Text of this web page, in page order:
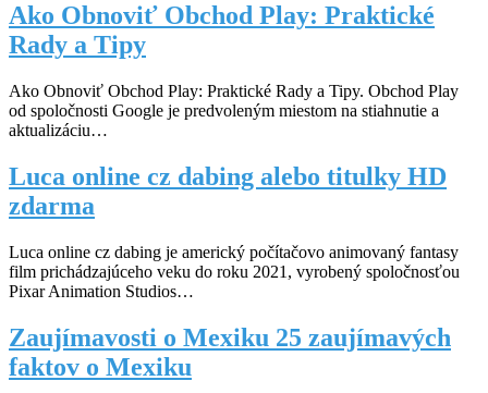
Ako Obnoviť Obchod Play: Praktické
Rady a Tipy
Ako Obnoviť Obchod Play: Praktické Rady a Tipy. Obchod Play
od spoločnosti Google je predvoleným miestom na stiahnutie a
aktualizáciu…
Luca online cz dabing alebo titulky HD
zdarma
Luca online cz dabing je americký počítačovo animovaný fantasy
film prichádzajúceho veku do roku 2021, vyrobený spoločnosťou
Pixar Animation Studios…
Zaujímavosti o Mexiku 25 zaujímavých
faktov o Mexiku